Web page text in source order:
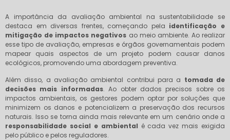
A importância da avaliação ambiental na sustentabilidade se
destaca em diversas frentes, começando pela identificação e
mitigação de impactos negativos ao meio ambiente. Ao realizar
esse tipo de avaliação, empresas e órgãos governamentais podem
mapear quais aspectos de um projeto podem causar danos
ecológicos, promovendo uma abordagem preventiva.
Além disso, a avaliação ambiental contribui para a tomada de
decisões mais informadas. Ao obter dados precisos sobre os
impactos ambientais, os gestores podem optar por soluções que
minimizem os danos e potencializem a preservação dos recursos
naturais. Isso se torna ainda mais relevante em um cenário onde a
responsabilidade social e ambiental é cada vez mais exigida
pelo público e pelos reguladores.